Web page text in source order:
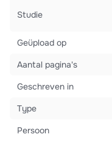
Studie
Geüpload op
Aantal pagina's
Geschreven in
Type
Persoon